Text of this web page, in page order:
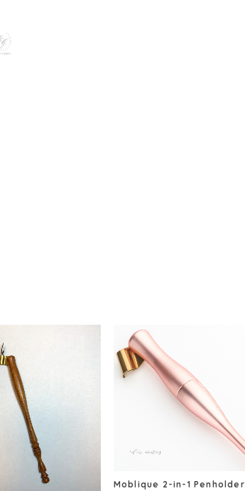
Moblique 2-in-1 Penholder